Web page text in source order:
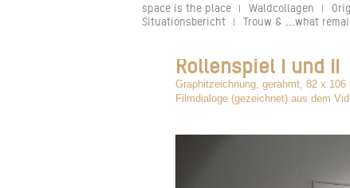
space is the place | Waldcollagen |
Situationsbericht | Trouw & ...what
Rollenspiel I und II
Graphitzeichnung, gerahmt, 82 x 106
Filmdialoge (gezeichnet) aus dem